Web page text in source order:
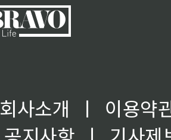
회사소개 ㅣ
이용약